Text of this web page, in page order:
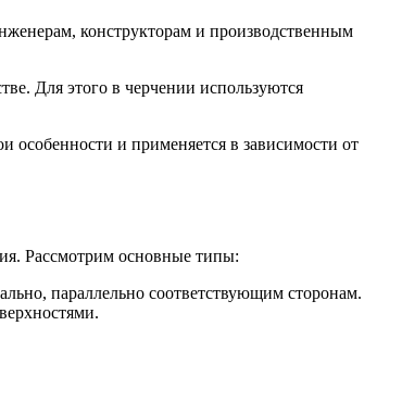
конструкторам и производственным
Для этого в черчении используются
и применяется в зависимости от
Рассмотрим основные типы:
параллельно соответствующим сторонам.